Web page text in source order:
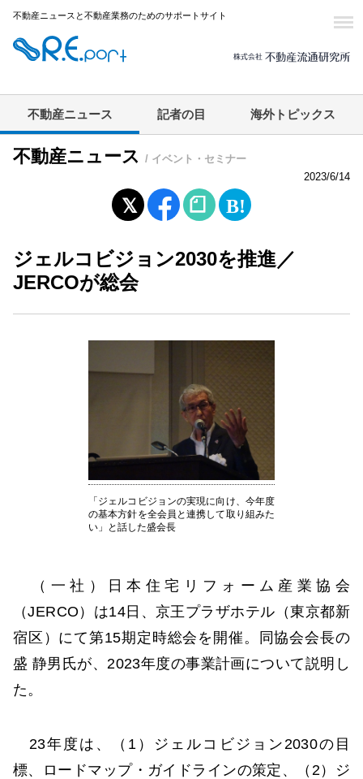
不動産ニュースと不動産業務のためのサポートサイト
不動産ニュース 記者の目 海外トピックス
不動産ニュース / イベント・セミナー
2023/6/14
ジェルコビジョン2030を推進／
JERCOが総会
「ジェルコビジョンの実現に向け、今年度
の基本方針を全会員と連携して取り組みた
い」と話した盛会長
（一社）日本住宅リフォーム産業協会
（JERCO）は14日、京王プラザホテル（東京都新
宿区）にて第15期定時総会を開催。同協会会長の
盛 静男氏が、2023年度の事業計画について説明し
た。
23年度は、（1）ジェルコビジョン2030の目
標、ロードマップ・ガイドラインの策定、（2）ジ